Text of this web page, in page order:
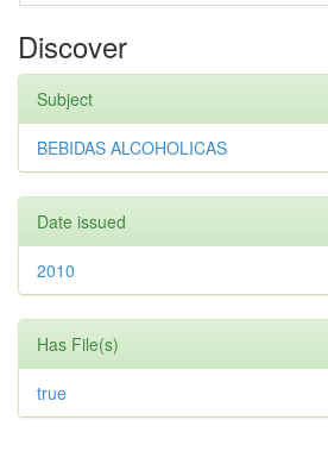
Discover
Subject
BEBIDAS ALCOHOLICAS
Date issued
2010
Has File(s)
true